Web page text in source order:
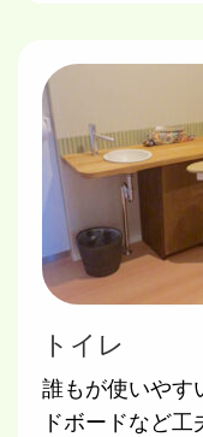
トイレ
誰もが使いやす
ドボードなど工